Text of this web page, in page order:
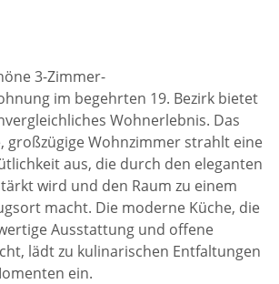
3-Zimmer-
im begehrten 19. Bezirk bietet
Wohnerlebnis. Das
großzügige Wohnzimmer strahlt eine
aus, die durch den eleganten
wird und den Raum zu einem
macht. Die moderne Küche, die
Ausstattung und offene
lädt zu kulinarischen Entfaltungen
ein.